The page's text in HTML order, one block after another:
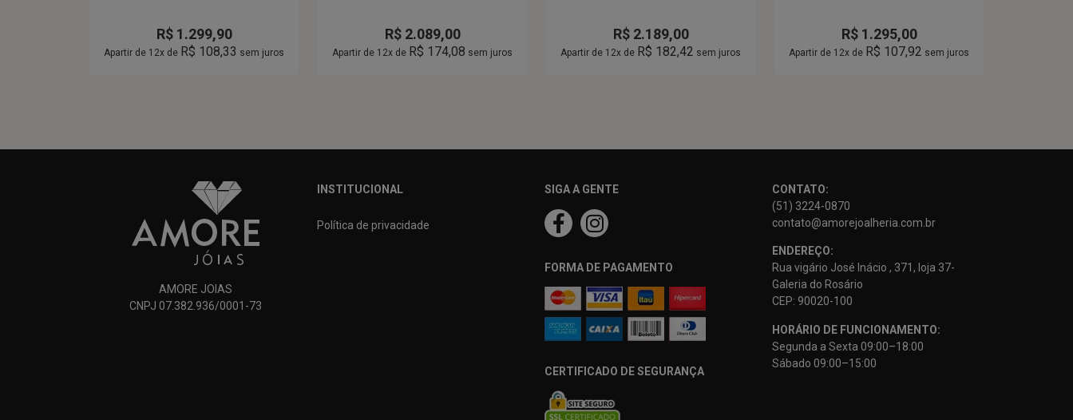
R$1.299,90
Apartir de 12x de R$ 108,33 sem juros
R$2.089,00
Apartir de 12x de R$ 174,08 sem juros
R$2.189,00
Apartir de 12x de R$ 182,42 sem juros
R$1.295,00
Apartir de 12x de R$ 107,92 sem juros
AMORE JOIAS
CNPJ 07.382.936/0001-73
INSTITUCIONAL
Política de privacidade
SIGA A GENTE
FORMA DE PAGAMENTO
CERTIFICADO DE SEGURANÇA
CONTATO:
(51) 3224-0870
contato@amorejoalheria.com.br
ENDEREÇO:
Rua vigário José Inácio , 371, loja 37-
Galeria do Rosário
CEP: 90020-100
HORÁRIO DE FUNCIONAMENTO:
Segunda a Sexta 09:00–18:00
Sábado 09:00–15:00